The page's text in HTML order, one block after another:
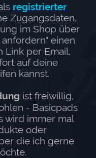
registrierter
Zugangsdaten,
im Shop über
einen
Link per Email,
auf deine
kannst.
ist freiwillig,
- Basicpads
wird immer mal
oder
die ich gerne